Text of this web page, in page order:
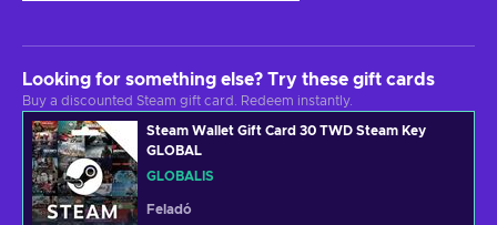
Looking for something else? Try these gift cards
Buy a discounted Steam gift card. Redeem instantly.
Steam Wallet Gift Card 30 TWD Steam Key
GLOBAL
GLOBÁLIS
Feladó